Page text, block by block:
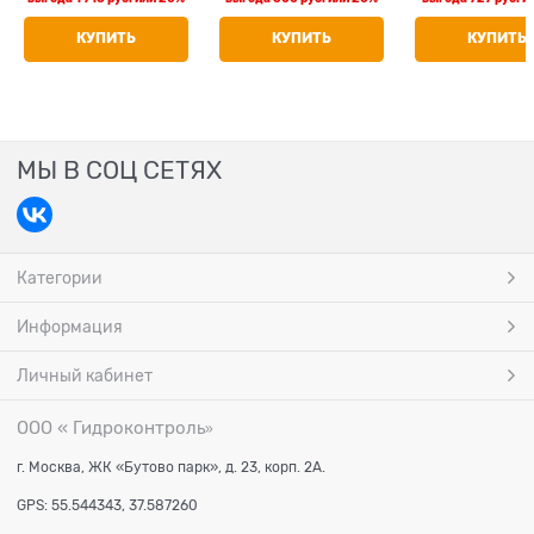
(отопление) FA 2100
12
КУПИТЬ КУПИТЬ КУПИТЬ
МЫ В СОЦ СЕТЯХ
Категории
Информация
Личный кабинет
ООО « Гидроконтроль»
г. Москва, ЖК «Бутово парк», д. 23, корп. 2А.
GPS: 55.544343, 37.587260